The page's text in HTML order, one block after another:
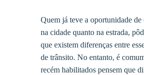
Quem já teve a oportunidade
na cidade quanto na estrada,
que existem diferenças entre
de trânsito. No entanto, é
recém habilitados pensem que